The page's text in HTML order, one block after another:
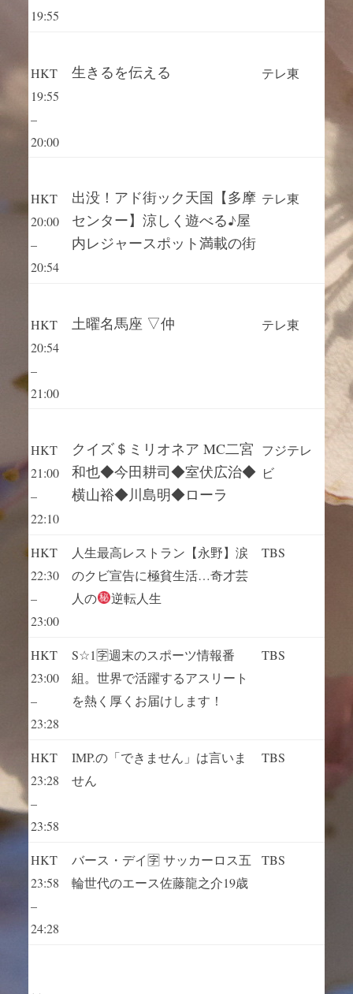
19:55
HKT
19:55
–
20:00
生きるを伝える テレ東
HKT
20:00
–
20:54
出没！アド街ック天国【多摩
センター】涼しく遊べる♪屋
内レジャースポット満載の街
テレ東
HKT
20:54
–
21:00
土曜名馬座 ▽仲 テレ東
HKT
21:00
–
22:10
クイズ＄ミリオネア MC二宮
和也◆今田耕司◆室伏広治◆
横山裕◆川島明◆ローラ
フジテレ
ビ
HKT
22:30
–
23:00
人生最高レストラン【永野】涙
のクビ宣告に極貧生活…奇才芸
人の
逆転人生
TBS
HKT
23:00
–
23:28
S☆1🈑週末のスポーツ情報番
組。世界で活躍するアスリート
を熱く厚くお届けします！
TBS
HKT
23:28
–
23:58
IMP.の「できません」は言いま
せん
TBS
HKT
23:58
–
24:28
バース・デイ🈑 サッカーロス五
輪世代のエース佐藤龍之介19歳
TBS